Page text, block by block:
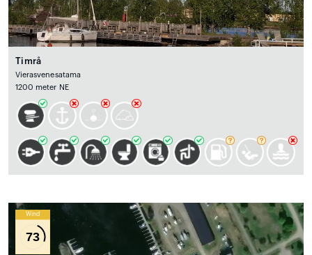
Timrå
Vierasvenesatama
1200 meter NE
Wind
73